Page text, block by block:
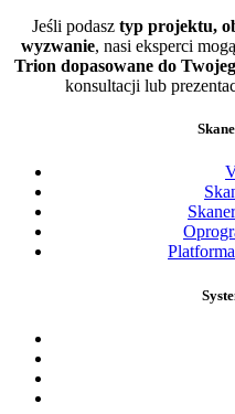
Jeśli podasz typ projektu,
wyzwanie, nasi eksperci
Trion dopasowane do
konsultacji lub